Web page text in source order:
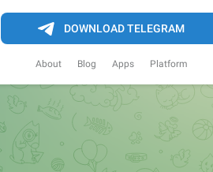
DOWNLOAD TELEGRAM
About Blog Apps Platform